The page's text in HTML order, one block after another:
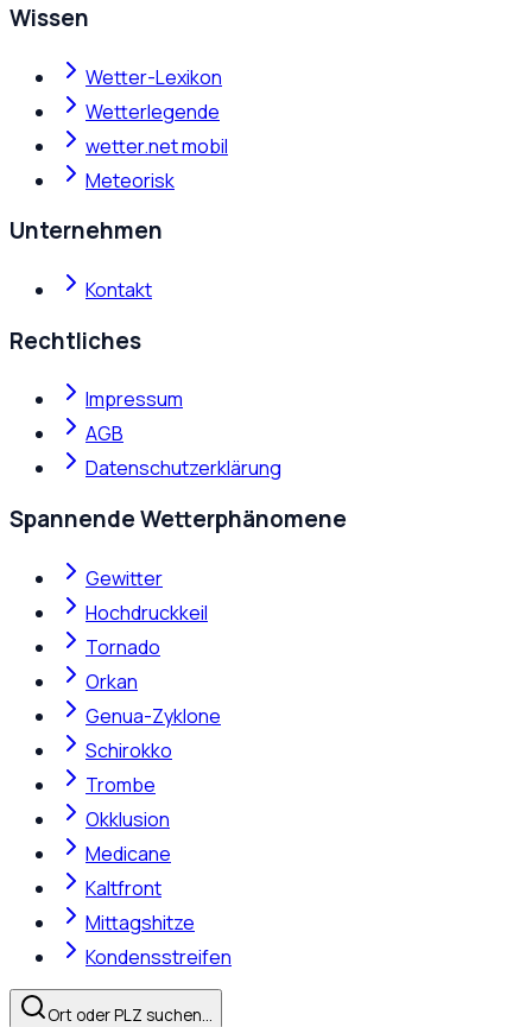
Wissen
Wetter-Lexikon
Wetterlegende
wetter.net mobil
Meteorisk
Unternehmen
Kontakt
Rechtliches
Impressum
AGB
Datenschutzerklärung
Spannende Wetterphänomene
Gewitter
Hochdruckkeil
Tornado
Orkan
Genua-Zyklone
Schirokko
Trombe
Okklusion
Medicane
Kaltfront
Mittagshitze
Kondensstreifen
Ort oder PLZ suchen…